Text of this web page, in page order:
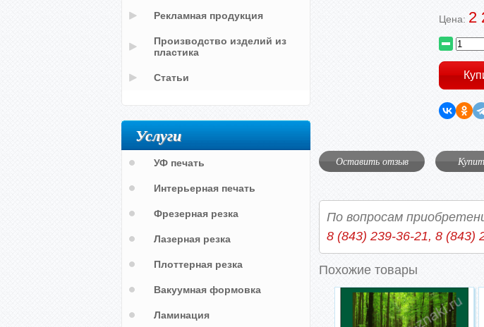
Цена: 2
Оставить отзыв
По вопросам
8 (843) 239-36-21, 8 (843)
Похожие товары
Рекламная продукция
Производство изделий из
пластика
Статьи
Услуги
УФ печать
Интерьерная печать
Фрезерная резка
Лазерная резка
Плоттерная резка
Вакуумная формовка
Ламинация